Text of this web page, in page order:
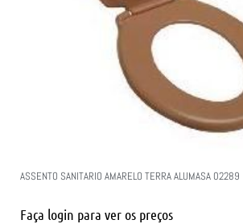
ASSENTO SANITARIO AMARELO TERRA ALUMASA 02289
Faça login para ver os preços